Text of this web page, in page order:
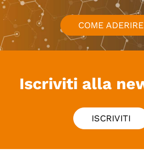
COME ADERIRE
Iscriviti alla
ISCRIVITI